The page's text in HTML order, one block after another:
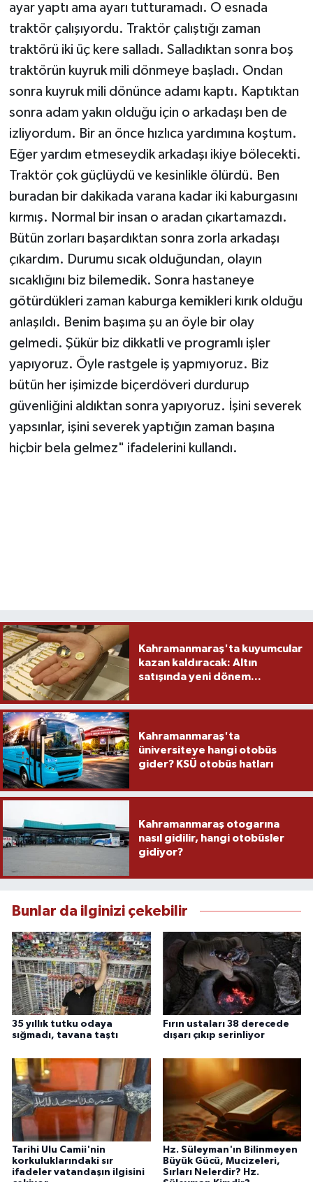
ayar yaptı ama ayarı tutturamadı. O esnada
traktör çalışıyordu. Traktör çalıştığı zaman
traktörü iki üç kere salladı. Salladıktan sonra boş
traktörün kuyruk mili dönmeye başladı. Ondan
sonra kuyruk mili dönünce adamı kaptı. Kaptıktan
sonra adam yakın olduğu için o arkadaşı ben de
izliyordum. Bir an önce hızlıca yardımına koştum.
Eğer yardım etmeseydik arkadaşı ikiye bölecekti.
Traktör çok güçlüydü ve kesinlikle ölürdü. Ben
buradan bir dakikada varana kadar iki kaburgasını
kırmış. Normal bir insan o aradan çıkartamazdı.
Bütün zorları başardıktan sonra zorla arkadaşı
çıkardım. Durumu sıcak olduğundan, olayın
sıcaklığını biz bilemedik. Sonra hastaneye
götürdükleri zaman kaburga kemikleri kırık olduğu
anlaşıldı. Benim başıma şu an öyle bir olay
gelmedi. Şükür biz dikkatli ve programlı işler
yapıyoruz. Öyle rastgele iş yapmıyoruz. Biz
bütün her işimizde biçerdöveri durdurup
güvenliğini aldıktan sonra yapıyoruz. İşini severek
yapsınlar, işini severek yaptığın zaman başına
hiçbir bela gelmez" ifadelerini kullandı.
Kahramanmaraş'ta kuyumcular
kazan kaldıracak: Altın
satışında yeni dönem...
Kahramanmaraş'ta
üniversiteye hangi otobüs
gider? KSÜ otobüs hatları
Kahramanmaraş otogarına
nasıl gidilir, hangi otobüsler
gidiyor?
Bunlar da ilginizi çekebilir
35 yıllık tutku odaya
sığmadı, tavana taştı
Fırın ustaları 38 derecede
dışarı çıkıp serinliyor
Tarihi Ulu Camii'nin
korkuluklarındaki sır
ifadeler vatandaşın ilgisini
Hz. Süleyman'ın Bilinmeyen
Büyük Gücü, Mucizeleri,
Sırları Nelerdir? Hz.